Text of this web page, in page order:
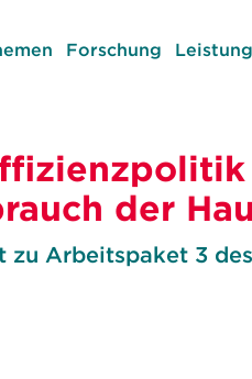
Forschung
der
zu Arbeitspaket 3